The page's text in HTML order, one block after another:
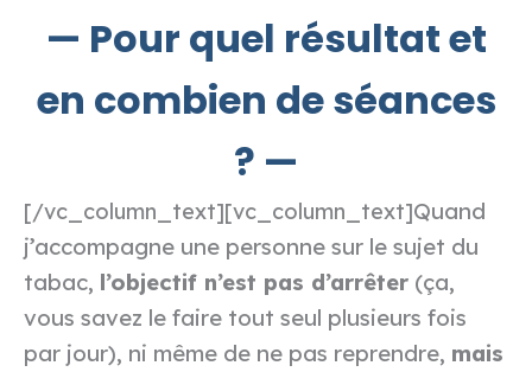
— Pour quel résultat et
en combien de séances
? —
[/vc_column_text][vc_column_text]Quand
j’accompagne une personne sur le sujet du
tabac, l’objectif n’est pas d’arrêter (ça,
vous savez le faire tout seul plusieurs fois
par jour), ni même de ne pas reprendre, mais